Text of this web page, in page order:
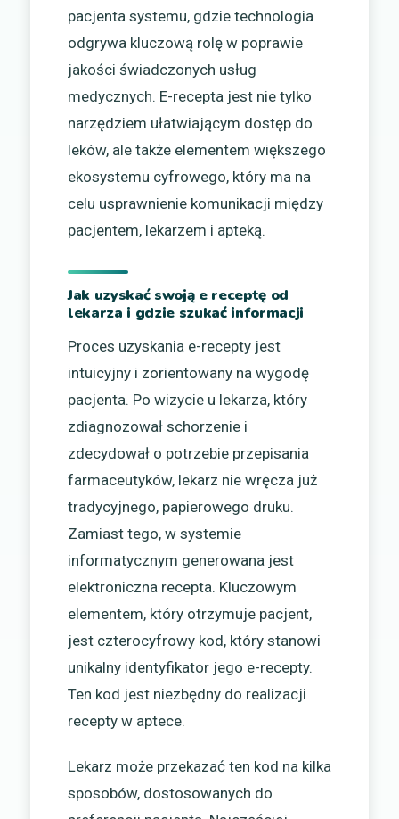
pacjenta systemu, gdzie technologia
odgrywa kluczową rolę w poprawie
jakości świadczonych usług
medycznych. E-recepta jest nie tylko
narzędziem ułatwiającym dostęp do
leków, ale także elementem większego
ekosystemu cyfrowego, który ma na
celu usprawnienie komunikacji między
pacjentem, lekarzem i apteką.
Jak uzyskać swoją e receptę od
lekarza i gdzie szukać informacji
Proces uzyskania e-recepty jest
intuicyjny i zorientowany na wygodę
pacjenta. Po wizycie u lekarza, który
zdiagnozował schorzenie i
zdecydował o potrzebie przepisania
farmaceutyków, lekarz nie wręcza już
tradycyjnego, papierowego druku.
Zamiast tego, w systemie
informatycznym generowana jest
elektroniczna recepta. Kluczowym
elementem, który otrzymuje pacjent,
jest czterocyfrowy kod, który stanowi
unikalny identyfikator jego e-recepty.
Ten kod jest niezbędny do realizacji
recepty w aptece.
Lekarz może przekazać ten kod na kilka
sposobów, dostosowanych do